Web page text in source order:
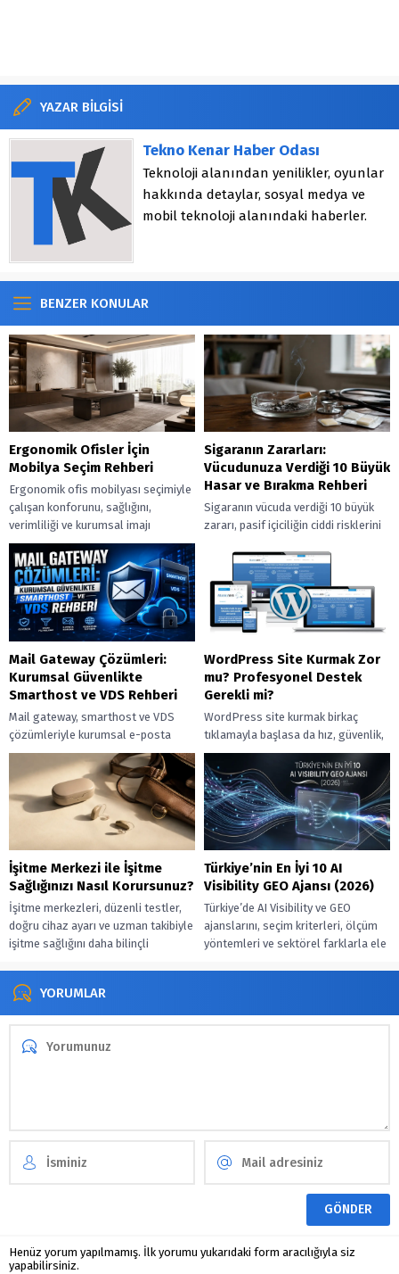
YAZAR BİLGİSİ
Tekno Kenar Haber Odası
Teknoloji alanından yenilikler, oyunlar
hakkında detaylar, sosyal medya ve
mobil teknoloji alanındaki haberler.
BENZER KONULAR
Ergonomik Ofisler İçin
Mobilya Seçim Rehberi
Ergonomik ofis mobilyası seçimiyle
çalışan konforunu, sağlığını,
verimliliği ve kurumsal imajı
artırırken uzun vadeli maliyet
avantajı sağlayın.
Sigaranın Zararları:
Vücudunuza Verdiği 10 Büyük
Hasar ve Bırakma Rehberi
Sigaranın vücuda verdiği 10 büyük
zararı, pasif içiciliğin ciddi risklerini
başlayan iyileşme sürecini
ayrıntılarıyla keşfedin.
Mail Gateway Çözümleri:
Kurumsal Güvenlikte
Smarthost ve VDS Rehberi
Mail gateway, smarthost ve VDS
çözümleriyle kurumsal e-posta
trafiğinizi siber tehditlerden
koruyup güvenli teslimatı
destekleyin.
WordPress Site Kurmak Zor
mu? Profesyonel Destek
Gerekli mi?
WordPress site kurmak birkaç
tıklamayla başlasa da hız, güvenlik,
SEO ve satış hedefleri devreye
girince profesyonel destek
gerekebilir.
İşitme Merkezi ile İşitme
Sağlığınızı Nasıl Korursunuz?
İşitme merkezleri, düzenli testler,
doğru cihaz ayarı ve uzman takibiyle
işitme sağlığını daha bilinçli
Türkiye’nin En İyi 10 AI
Visibility GEO Ajansı (2026)
Türkiye’de AI Visibility ve GEO
ajanslarını, seçim kriterleri, ölçüm
yöntemleri ve sektörel farklarla ele
YORUMLAR
Henüz yorum yapılmamış. İlk yorumu yukarıdaki form aracılığıyla siz
yapabilirsiniz.